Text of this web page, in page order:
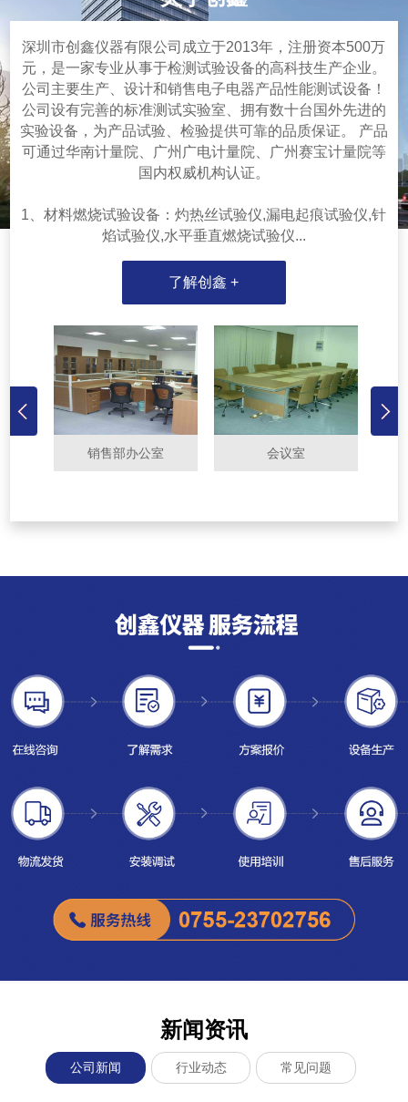
深圳市创鑫仪器有限公司成立于2013年，注册资本500万
元，是一家专业从事于检测试验设备的高科技生产企业。
公司主要生产、设计和销售电子电器产品性能测试设备！
公司设有完善的标准测试实验室、拥有数十台国外先进的
实验设备，为产品试验、检验提供可靠的品质保证。 产品
可通过华南计量院、广州广电计量院、广州赛宝计量院等
国内权威机构认证。
1、材料燃烧试验设备：灼热丝试验仪,漏电起痕试验仪,针
焰试验仪,水平垂直燃烧试验仪...
了解创鑫 +
销售部办公室 会议室
新闻资讯
公司新闻 行业动态 常见问题